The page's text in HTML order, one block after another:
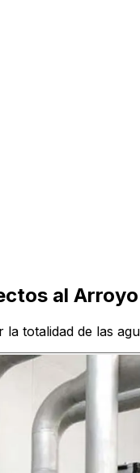
al
totalidad de las